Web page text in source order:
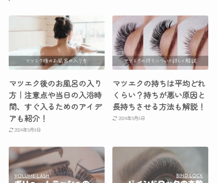
マツエク後のお風呂の入り
方｜注意点や当日の入浴時
間、すぐ入るためのアイデ
アも紹介！
2024年9月8日
マツエクの持ちは平均どれ
くらい？持ちが悪い原因と
長持ちさせる方法も解説！
2024年9月6日